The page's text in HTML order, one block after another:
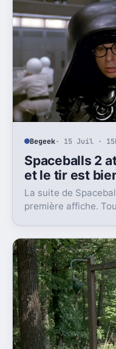
Begeek· 15 Juil ·
Spaceballs 2
et le tir est
La suite de
première affiche.